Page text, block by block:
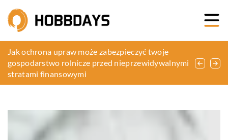
Jak dobrze dobrać bieliznę do swojego stylu życia
– poradnik dla nowoczesnej kobiety
Jak ochrona upraw może zabezpieczyć twoje
gospodarstwo rolnicze przed nieprzewidywalnymi
stratami finansowymi
Stand up paddle – czym kierować się przy ich
zakupie?